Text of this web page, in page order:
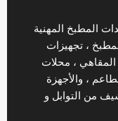
المطبخ المهنية
، تجهيزات
المقاهي ، محلات
، والأجهزة
من التوابل و